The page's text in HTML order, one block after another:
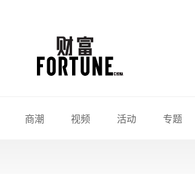
商潮 视频 活动 专题